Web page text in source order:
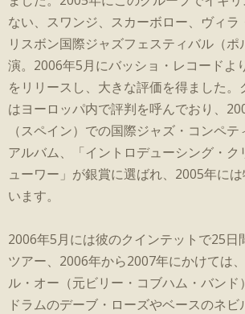
ない、スワンジ、スカーボロー、ヴィラ
リスボン国際ジャズフェスティバル（ポ
演。2006年5月にバッショ・レコードよ
をリリースし、大きな評価を得ました。
はヨーロッパ内で評判を呼んでおり、
（スペイン）での国際ジャズ・コンペ
アルバム、「イントロデューシング・ク
ューワー」が銀賞に選ばれ、2005年に
います。
2006年5月には彼のクインテットで25日
ツアー、2006年から2007年にかけては
ル・オー（元ビリー・コブハム・バンド
ドラムのデーブ・ローズやベースのネビ